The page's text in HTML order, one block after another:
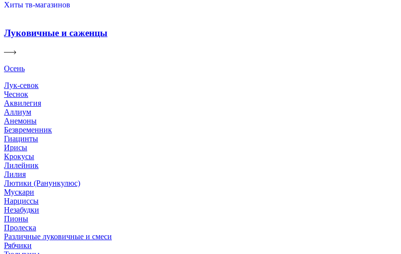
Хиты тв-магазинов
Луковичные и саженцы
Осень
Лук-севок
Чеснок
Аквилегия
Аллиум
Анемоны
Безвременник
Гиацинты
Ирисы
Крокусы
Лилейник
Лилия
Лютики (Ранункулюс)
Мускари
Нарцисcы
Незабудки
Пионы
Пролеска
Различные луковичные и смеси
Рябчики